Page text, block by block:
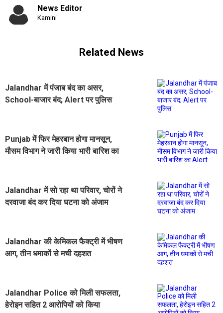
News Editor
Kamini
Related News
Jalandhar में पंजाब बंद का असर,
School-बाजार बंद; Alert पर पुलिस
Punjab में फिर मेहरबान होगा मानसून,
मौसम विभाग ने जारी किया भारी बारिश का
Jalandhar में सो रहा था परिवार, चोरों ने
दरवाजा बंद कर दिया घटना को अंजाम
Jalandhar की केमिकल फैक्ट्री में भीषण
आग, तीन धमाकों से मची दहशत
Jalandhar Police को मिली सफलता,
हेरोइन सहित 2 आरोपियों को किया